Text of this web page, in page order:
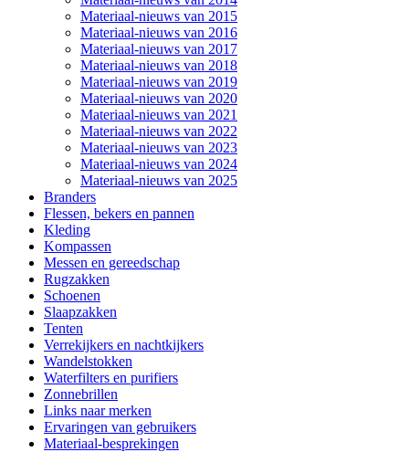
Materiaal-nieuws van 2015
Materiaal-nieuws van 2016
Materiaal-nieuws van 2017
Materiaal-nieuws van 2018
Materiaal-nieuws van 2019
Materiaal-nieuws van 2020
Materiaal-nieuws van 2021
Materiaal-nieuws van 2022
Materiaal-nieuws van 2023
Materiaal-nieuws van 2024
Materiaal-nieuws van 2025
Branders
Flessen, bekers en pannen
Kleding
Kompassen
Messen en gereedschap
Rugzakken
Schoenen
Slaapzakken
Tenten
Verrekijkers en nachtkijkers
Wandelstokken
Waterfilters en purifiers
Zonnebrillen
Links naar merken
Ervaringen van gebruikers
Materiaal-besprekingen